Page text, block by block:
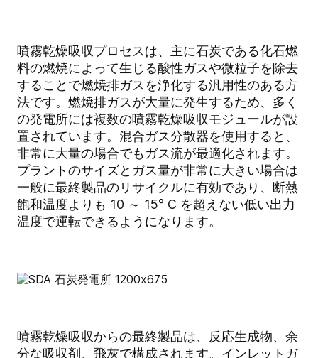
噴霧乾燥吸収プロセスは、主に石炭である化石燃
料の燃焼によって生じる酸性ガスや微粒子を除去
することで燃焼排ガスを浄化する汎用性のある方
法です。燃焼排ガスが大量に発生するため、多く
の発電所には複数の噴霧乾燥吸収モジュールが設
置されています。混合ガス分散器を使用すると、
非常に大量の場合でもガス流が最適化されます。
プラントのサイズとガス量が非常に大きい場合は
一般に最終製品のリサイクルに有効であり、断熱
飽和温度よりも 10 ～ 15° C を超えない低い出力
温度で運転できるようになります。
噴霧乾燥吸収からの最終製品は、反応生成物、余
分な吸収剤、飛灰で構成されます。インレットガ